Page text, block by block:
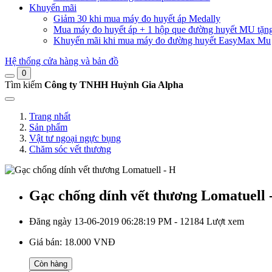
Khuyến mãi
Giảm 30 khi mua máy đo huyết áp Medally
Mua máy đo huyết áp + 1 hộp que đường huyết MU
Khuyến mãi khi mua máy đo đường huyết EasyMax Mu
Hệ thống cửa hàng và bản đồ
0
Tìm kiếm Công ty TNHH Huỳnh Gia Alpha
Trang nhất
Sản phẩm
Vật tư ngoại ngực bụng
Chăm sóc vết thương
Gạc chống dính vết thương Lomatuell
Đăng ngày 13-06-2019 06:28:19 PM - 12184 Lượt xem
Giá bán: 18.000 VNĐ
Còn hàng